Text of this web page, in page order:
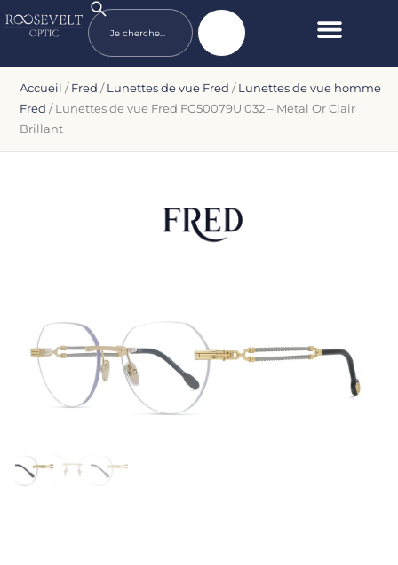
Accueil /Fred /Lunettes de vue Fred /Lunettes de vue homme
Fred / Lunettes de vue Fred FG50079U 032 – Metal Or Clair
Brillant